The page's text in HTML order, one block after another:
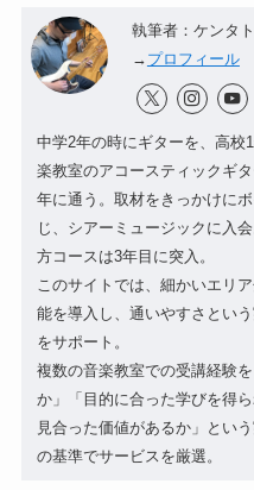
執筆者：ケンタ
→ プロフィール
中学2年の時にギターを、高校
楽教室のアコースティックギ
年に通う。取材をきっかけに
じ、シアーミュージックに入
方コースは3年目に突入。
このサイトでは、細かいエリ
能を導入し、通いやすさとい
をサポート。
複数の音楽教室での受講経験
か」「目的に合った学びを得
見合った価値があるか」とい
の基準でサービスを厳選。